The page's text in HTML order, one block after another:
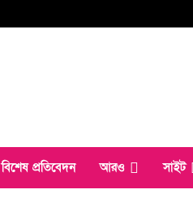
বিশেষ প্রতিবেদন আরও সাইট